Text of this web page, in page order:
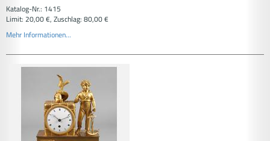
Katalog-Nr.: 1415
Limit: 20,00 €, Zuschlag: 80,00 €
Mehr Informationen...